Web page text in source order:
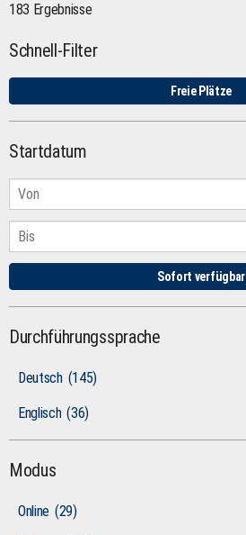
183 Ergebnisse
Schnell-Filter
Freie Plätze
Startdatum
Sofort verfügbar
Durchführungssprache
Deutsch (145)
Englisch (36)
Modus
Online (29)